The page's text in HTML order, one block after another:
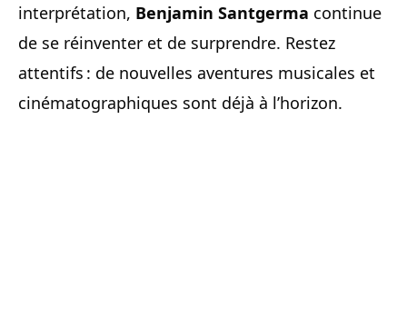
interprétation, Benjamin Santgerma continue
de se réinventer et de surprendre. Restez
attentifs : de nouvelles aventures musicales et
cinématographiques sont déjà à l’horizon.